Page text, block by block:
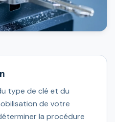
type de clé et du
de votre
la procédure